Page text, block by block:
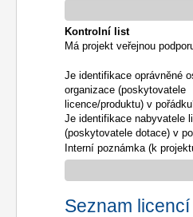
Kontrolní list
Má projekt veřejnou
Je identifikace oprávněné
organizace (poskytovatele
licence/produktu) v
Je identifikace nabyvatele
(poskytovatele dotace) v
Interní poznámka (k
Seznam